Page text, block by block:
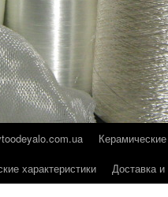
характеристики Доставка